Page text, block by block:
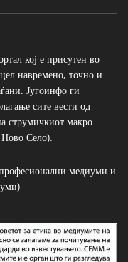
кој е присутен во
навремено, точно и
Југоинфо ги
сите вести од
струмичкиот макро
Село).
медиуми и